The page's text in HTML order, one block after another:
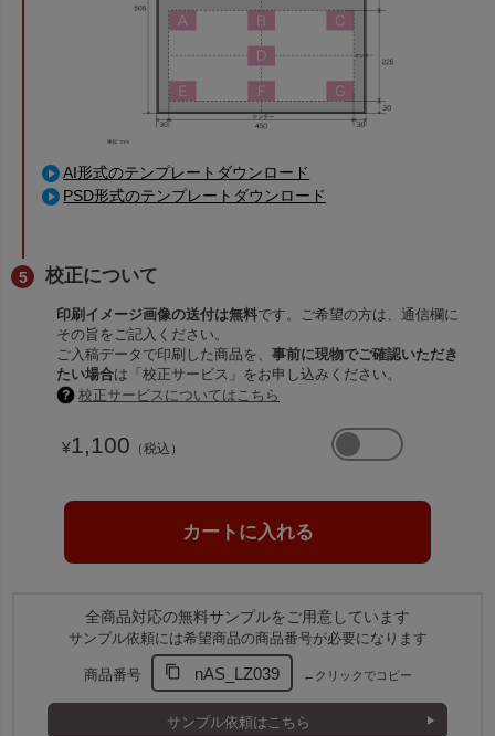
AI形式のテンプレートダウンロード
PSD形式のテンプレートダウンロード
校正について
印刷イメージ画像の送付は無料です。ご希望の方は、通信欄に
その旨をご記入ください。
ご入稿データで印刷した商品を、事前に現物でご確認いただき
たい場合は「校正サービス」をお申し込みください。
校正サービスについてはこちら
¥1,100 （税込）
全商品対応の無料サンプルをご用意しています
サンプル依頼には希望商品の商品番号が必要になります
商品番号 nAS_LZ039 ←クリックでコピー
サンプル依頼はこちら